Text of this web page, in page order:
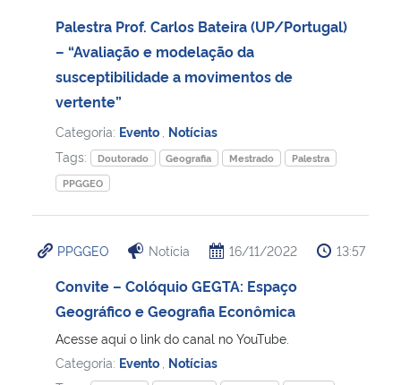
Palestra Prof. Carlos Bateira (UP/Portugal)
– “Avaliação e modelação da
susceptibilidade a movimentos de
vertente”
Categoria: Evento Notícias
Tags:
Doutorado Geografia Mestrado
Palestra
PPGGEO
PPGGEO Notícia 16/11/2022 13:57
Convite – Colóquio GEGTA: Espaço
Geográfico e Geografia Econômica
Acesse aqui o link do canal no YouTube.
Categoria: Evento Notícias